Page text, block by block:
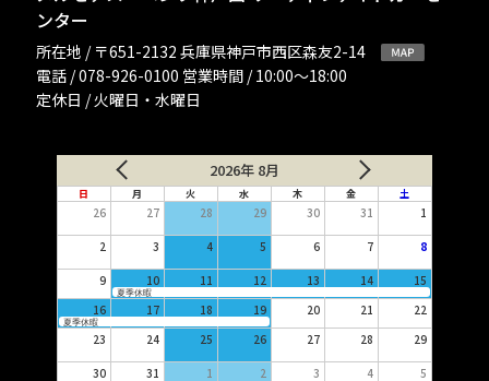
ンター
所在地 / 〒651-2132 兵庫県神戸市西区森友2-14
電話 / 078-926-0100 営業時間 / 10:00〜18:00
定休日 / 火曜日・水曜日
2026年 8月
日 月 火 水 木 金 土
26 27 28 29 30 31 1
2 3 4 5 6 7 8
9 10 11 12 13 14 15
夏季休暇
16 17 18 19 20 21 22
夏季休暇
23 24 25 26 27 28 29
30 31 1 2 3 4 5